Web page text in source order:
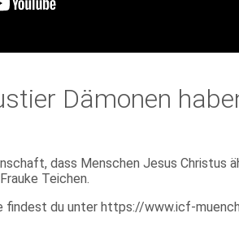
Dämonen
dass Menschen Jesus Christus
Teichen.
findest du unter https://www.icf-